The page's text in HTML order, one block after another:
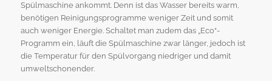
Spülmaschine ankommt. Denn ist das Wasser bereits warm,
benötigen Reinigungsprogramme weniger Zeit und somit
auch weniger Energie. Schaltet man zudem das „Eco“-
Programm ein, läuft die Spülmaschine zwar länger, jedoch ist
die Temperatur für den Spülvorgang niedriger und damit
umweltschonender.